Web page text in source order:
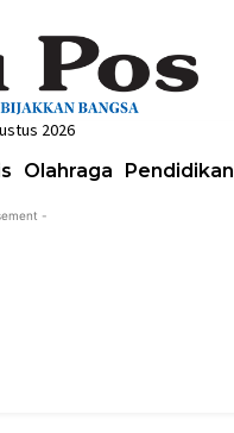
2026
Olahraga Pendidikan
-